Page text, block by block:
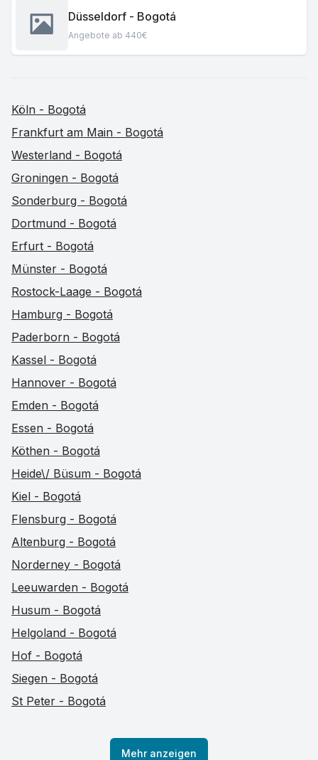
Düsseldorf - Bogotá
Angebote ab 440€
Köln - Bogotá
Frankfurt am Main - Bogotá
Westerland - Bogotá
Groningen - Bogotá
Sonderburg - Bogotá
Dortmund - Bogotá
Erfurt - Bogotá
Münster - Bogotá
Rostock-Laage - Bogotá
Hamburg - Bogotá
Paderborn - Bogotá
Kassel - Bogotá
Hannover - Bogotá
Emden - Bogotá
Essen - Bogotá
Köthen - Bogotá
Heide\/ Büsum - Bogotá
Kiel - Bogotá
Flensburg - Bogotá
Altenburg - Bogotá
Norderney - Bogotá
Leeuwarden - Bogotá
Husum - Bogotá
Helgoland - Bogotá
Hof - Bogotá
Siegen - Bogotá
St Peter - Bogotá
Mehr anzeigen